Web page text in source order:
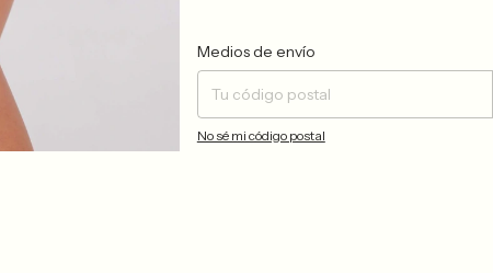
Entregas para el CP:
Medios de envío
No sé mi código postal